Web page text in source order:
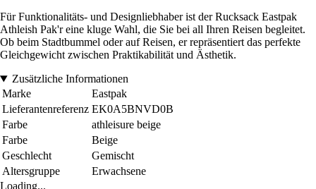
Für Funktionalitäts- und Designliebhaber ist der Rucksack Eastpak
Athleish Pak'r eine kluge Wahl, die Sie bei all Ihren Reisen begleitet.
Ob beim Stadtbummel oder auf Reisen, er repräsentiert das perfekte
Gleichgewicht zwischen Praktikabilität und Ästhetik.
Zusätzliche Informationen
Marke
Eastpak
Lieferantenreferenz EK0A5BNVD0B
Farbe
athleisure beige
Farbe
Beige
Geschlecht
Gemischt
Altersgruppe
Erwachsene
Loading...